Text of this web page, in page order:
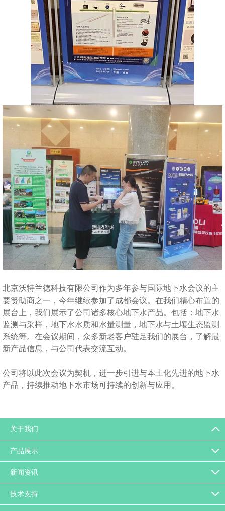
北京沃特兰德科技有限公司作为多年参与国际地下水会议的主
要赞助商之一，今年继续参加了成都会议。在我们精心布置的
展台上，我们展示了公司诸多核心地下水产品。包括：地下水
监测与采样，地下水水质和水量测量，地下水与土壤生态监测
系统等。在会议期间，众多新老客户驻足我们的展台，了解最
新产品信息，与公司代表交流互动。
公司将以此次会议为契机，进一步引进与本土化先进的地下水
产品，持续推动地下水市场可持续的创新与应用。
关于我们
产品展示
新闻资讯
技术支持